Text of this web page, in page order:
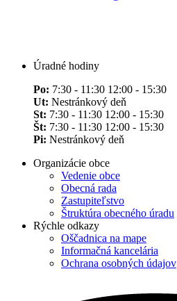
Úradné hodiny
Po: 7:30 - 11:30 12:00 - 15:30
Ut: Nestránkový deň
St: 7:30 - 11:30 12:00 - 15:30
Št: 7:30 - 11:30 12:00 - 15:30
Pi: Nestránkový deň
Organizácie obce
Vedenie obce
Obecná rada
Zastupiteľstvo
Štruktúra obecného úradu
Rýchle odkazy
Oščadnica na mape
Informačná kancelária
Ochrana osobných údajov